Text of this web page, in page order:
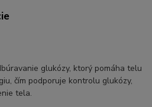
glukózy, ktorý pomáha telu
čím podporuje kontrolu glukózy,
tela.